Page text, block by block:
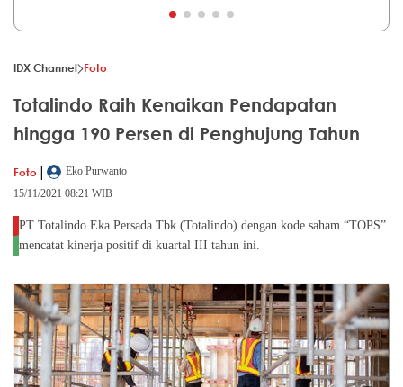
IDX Channel Foto
Totalindo Raih Kenaikan Pendapatan
hingga 190 Persen di Penghujung Tahun
Foto |
Eko Purwanto
15/11/2021 08:21 WIB
PT Totalindo Eka Persada Tbk (Totalindo) dengan kode saham “TOPS”
mencatat kinerja positif di kuartal III tahun ini.